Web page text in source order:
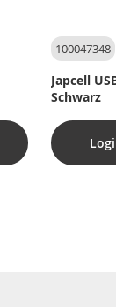
100047348
Japcell
Schwarz